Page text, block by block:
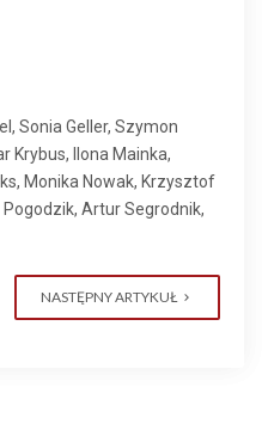
Sonia Geller, Szymon
Krybus, Ilona Mainka,
Monika Nowak, Krzysztof
Artur Segrodnik,
NASTĘPNY ARTYKUŁ